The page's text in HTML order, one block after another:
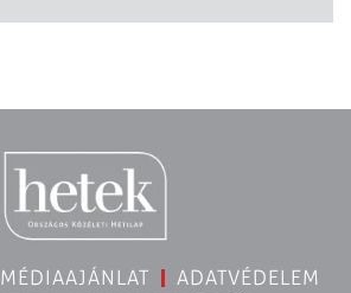
MÉDIAAJÁNLAT
ADATVÉDELEM